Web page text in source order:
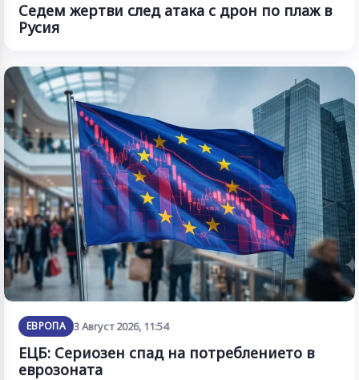
Седем жертви след атака с дрон по плаж в
Русия
ЕВРОПА 3 Август 2026, 11:54
ЕЦБ: Сериозен спад на потреблението в
еврозоната